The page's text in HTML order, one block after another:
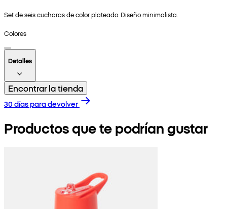
Set de seis cucharas de color plateado. Diseño minimalista.
Colores
Detalles
Encontrar la tienda
30 días para devolver
Productos que te podrían gustar